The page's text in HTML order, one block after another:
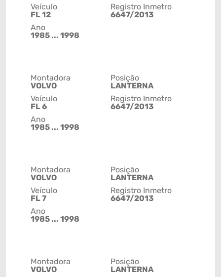
Veículo
FL 12
Ano
1985 ... 1998
Registro Inmetro
6647/2013
Montadora
VOLVO
Veículo
FL 6
Ano
1985 ... 1998
Posição
LANTERNA
Registro Inmetro
6647/2013
Montadora
VOLVO
Veículo
FL 7
Ano
1985 ... 1998
Posição
LANTERNA
Registro Inmetro
6647/2013
Montadora
VOLVO
Posição
LANTERNA